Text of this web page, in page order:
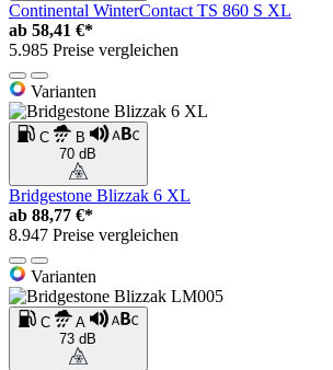
Continental WinterContact TS 860 S XL
ab 58,41 €*
5.985 Preise vergleichen
Varianten
C
B
70 dB
Bridgestone Blizzak 6 XL
ab 88,77 €*
8.947 Preise vergleichen
Varianten
C
A
73 dB